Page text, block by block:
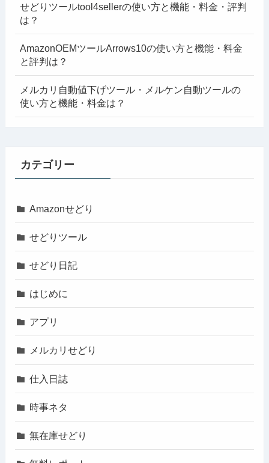
せどりツールtool4sellerの使い方と機能・料金・評判
は？
AmazonOEMツールArrows10の使い方と機能・料金
と評判は？
メルカリ自動値下げツール・メルケン自動ツールの
使い方と機能・料金は？
カテゴリー
Amazonせどり
せどりツール
せどり日記
はじめに
アプリ
メルカリせどり
仕入日誌
時事ネタ
無在庫せどり